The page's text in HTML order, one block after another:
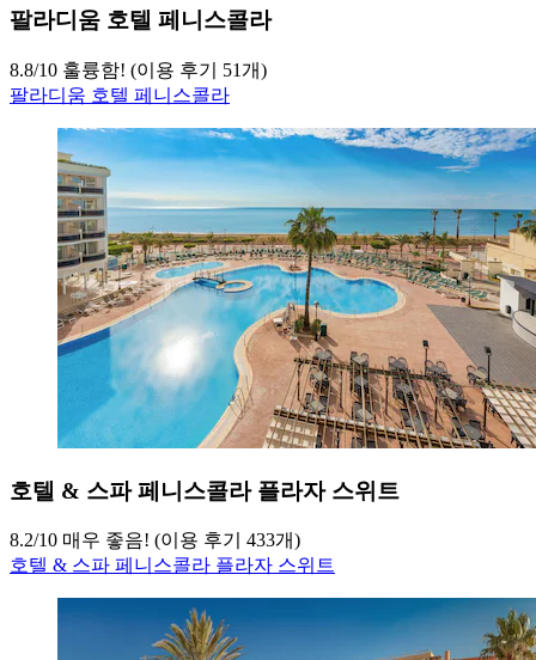
팔라디움 호텔 페니스콜라
8.8/10 훌륭함! (이용 후기 51개)
팔라디움 호텔 페니스콜라
호텔 & 스파 페니스콜라 플라자 스위트
8.2/10 매우 좋음! (이용 후기 433개)
호텔 & 스파 페니스콜라 플라자 스위트